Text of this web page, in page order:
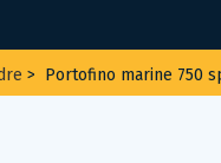
> Portofino marine 750